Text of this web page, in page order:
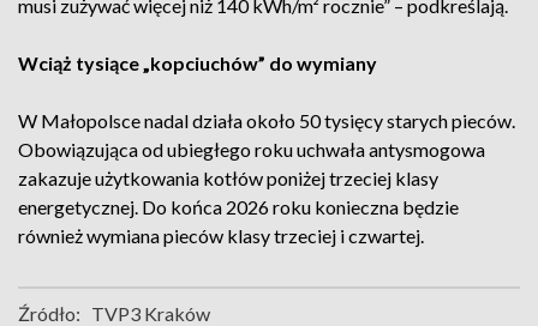
musi zużywać więcej niż 140 kWh/m² rocznie” – podkreślają.
Wciąż tysiące „kopciuchów” do wymiany
W Małopolsce nadal działa około 50 tysięcy starych pieców.
Obowiązująca od ubiegłego roku uchwała antysmogowa
zakazuje użytkowania kotłów poniżej trzeciej klasy
energetycznej. Do końca 2026 roku konieczna będzie
również wymiana pieców klasy trzeciej i czwartej.
Źródło: TVP3 Kraków